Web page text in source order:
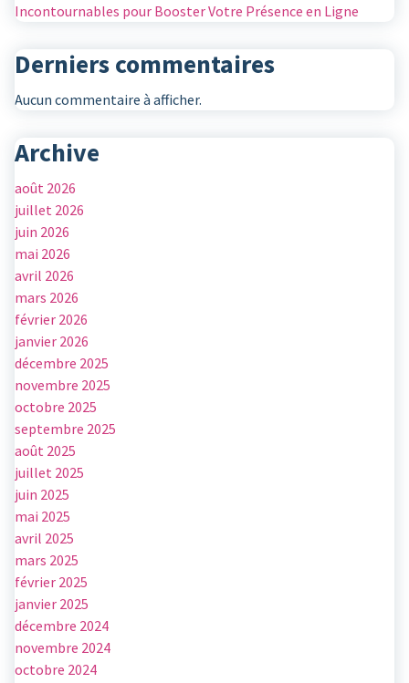
Incontournables pour Booster Votre Présence en Ligne
Derniers commentaires
Aucun commentaire à afficher.
Archive
août 2026
juillet 2026
juin 2026
mai 2026
avril 2026
mars 2026
février 2026
janvier 2026
décembre 2025
novembre 2025
octobre 2025
septembre 2025
août 2025
juillet 2025
juin 2025
mai 2025
avril 2025
mars 2025
février 2025
janvier 2025
décembre 2024
novembre 2024
octobre 2024